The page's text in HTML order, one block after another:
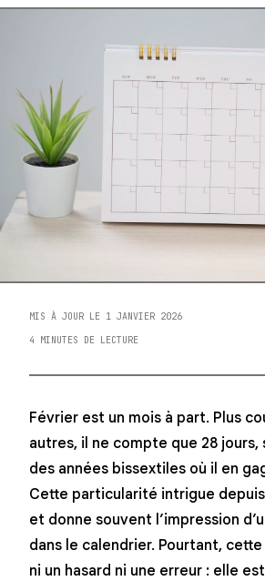
MIS À JOUR LE 1 JANVIER 2026
4 MINUTES DE LECTURE
Février est un mois à part. Plus
autres, il ne compte que 28 jours,
des années bissextiles où il en
Cette particularité intrigue
et donne souvent l’impression
dans le calendrier. Pourtant,
ni un hasard ni une erreur : elle